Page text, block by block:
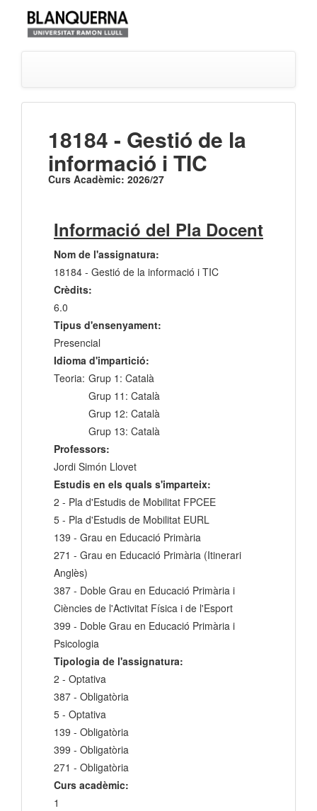
18184 - Gestió de la
informació i TIC
Curs Acadèmic: 2026/27
Informació del Pla Docent
Nom de l'assignatura:
18184 - Gestió de la informació i TIC
Crèdits:
6.0
Tipus d'ensenyament:
Presencial
Idioma d'impartició:
Teoria: Grup 1: Català
Grup 11: Català
Grup 12: Català
Grup 13: Català
Professors:
Jordi Simón Llovet
Estudis en els quals s'imparteix:
2 - Pla d'Estudis de Mobilitat FPCEE
5 - Pla d'Estudis de Mobilitat EURL
139 - Grau en Educació Primària
271 - Grau en Educació Primària (Itinerari
Anglès)
387 - Doble Grau en Educació Primària i
Ciències de l'Activitat Física i de l'Esport
399 - Doble Grau en Educació Primària i
Psicologia
Tipologia de l'assignatura:
2 - Optativa
387 - Obligatòria
5 - Optativa
139 - Obligatòria
399 - Obligatòria
271 - Obligatòria
Curs acadèmic:
1